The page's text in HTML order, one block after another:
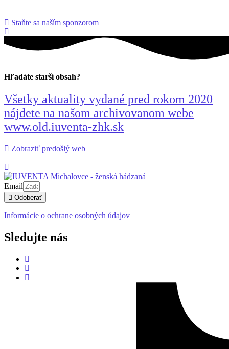
Staňte sa naším sponzorom
Hľadáte starší obsah?
Všetky aktuality vydané pred rokom 2020
nájdete na našom archivovanom webe
www.old.iuventa-zhk.sk
Zobraziť predošlý web
Email
Odoberať
Informácie o ochrane osobných údajov
Sledujte nás